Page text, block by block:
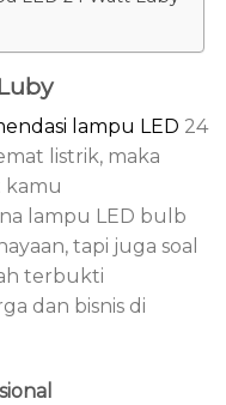
lampu LED 24
listrik, maka
kamu
lampu LED bulb
tapi juga soal
terbukti
dan bisnis di